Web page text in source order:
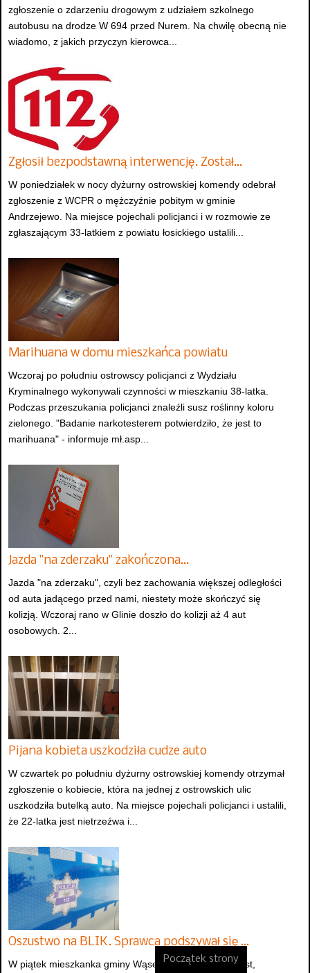
zgłoszenie o zdarzeniu drogowym z udziałem szkolnego
autobusu na drodze W 694 przed Nurem. Na chwilę obecną nie
wiadomo, z jakich przyczyn kierowca...
Zgłosił bezpodstawną interwencję. Został…
W poniedziałek w nocy dyżurny ostrowskiej komendy odebrał
zgłoszenie z WCPR o mężczyźnie pobitym w gminie
Andrzejewo. Na miejsce pojechali policjanci i w rozmowie ze
zgłaszającym 33-latkiem z powiatu łosickiego ustalili...
Marihuana w domu mieszkańca powiatu
Wczoraj po południu ostrowscy policjanci z Wydziału
Kryminalnego wykonywali czynności w mieszkaniu 38-latka.
Podczas przeszukania policjanci znaleźli susz roślinny koloru
zielonego. "Badanie narkotesterem potwierdziło, że jest to
marihuana" - informuje mł.asp...
Jazda "na zderzaku" zakończona…
Jazda "na zderzaku", czyli bez zachowania większej odległości
od auta jadącego przed nami, niestety może skończyć się
kolizją. Wczoraj rano w Glinie doszło do kolizji aż 4 aut
osobowych. 2...
Pijana kobieta uszkodziła cudze auto
W czwartek po południu dyżurny ostrowskiej komendy otrzymał
zgłoszenie o kobiecie, która na jednej z ostrowskich ulic
uszkodziła butelką auto. Na miejsce pojechali policjanci i ustalili,
że 22-latka jest nietrzeźwa i...
Oszustwo na BLIK. Sprawca podszywał się …
W piątek mieszkanka gminy Wąsewo zgłosiła, że oszust,
Początek strony